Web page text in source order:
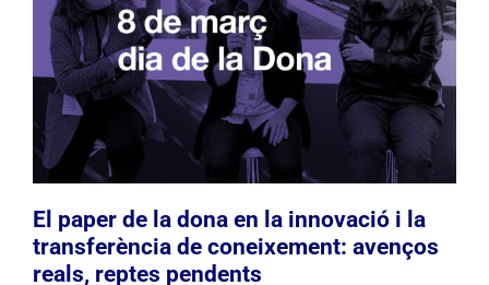
El paper de la dona en la innovació i la
transferència de coneixement: avenços
reals, reptes pendents